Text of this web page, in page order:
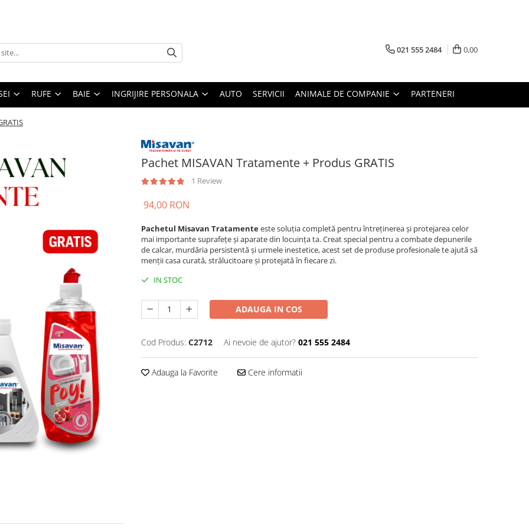
021 555 2484 0,00
RUFE BAIE INGRIJIRE PERSONALA AUTO SERVICII ANIMALE DE COMPANIE PARTENERI
Pachet MISAVAN Tratamente + Produs GRATIS
1 Review
94,00 RON
Pachetul Misavan Tratamenteeste soluția completă pentru întreținerea și protejarea celor
mai importante suprafețe și aparate din locuința ta. Creat special pentru a combate depunerile
de calcar, murdăria persistentă și urmele inestetice, acest set de produse profesionale te ajută să
menții casa curată, strălucitoare și protejată în fiecare zi.
IN STOC
ADAUGA IN COS
Cod Produs: C2712 Ai nevoie de ajutor? 021 555 2484
Adauga la Favorite Cere informatii